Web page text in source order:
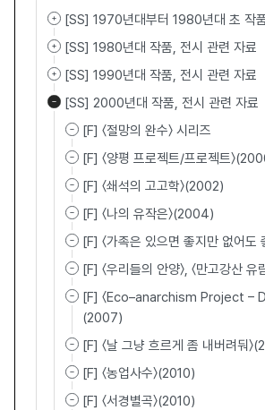
[SS] 1970년대부터 1980년대 초 작
[SS] 1980년대 작품, 전시 관련 자료
[SS] 1990년대 작품, 전시 관련 자료
[SS] 2000년대 작품, 전시 관련 자료
[F] 〈절망의 완수〉 시리즈
[F] 〈양평 프로젝트/프로젝트〉
[F] 〈쇄석의 고고학〉(2002)
[F] 〈나의 유작은〉(2004)
[F] 〈가족은 있으면 좋지만 없어도
[F] 〈우리들의 안양〉, 〈만고강산
[F] 〈Eco–anarchism Project –
(2007)
[F] 〈날 그냥 흐르게 좀 내버려둬〉
[F] 〈농업사수〉(2010)
[F] 〈서경별곡〉(2010)